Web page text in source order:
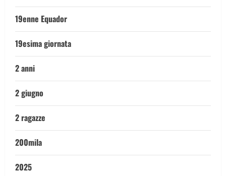
19enne Equador
19esima giornata
2 anni
2 giugno
2 ragazze
200mila
2025